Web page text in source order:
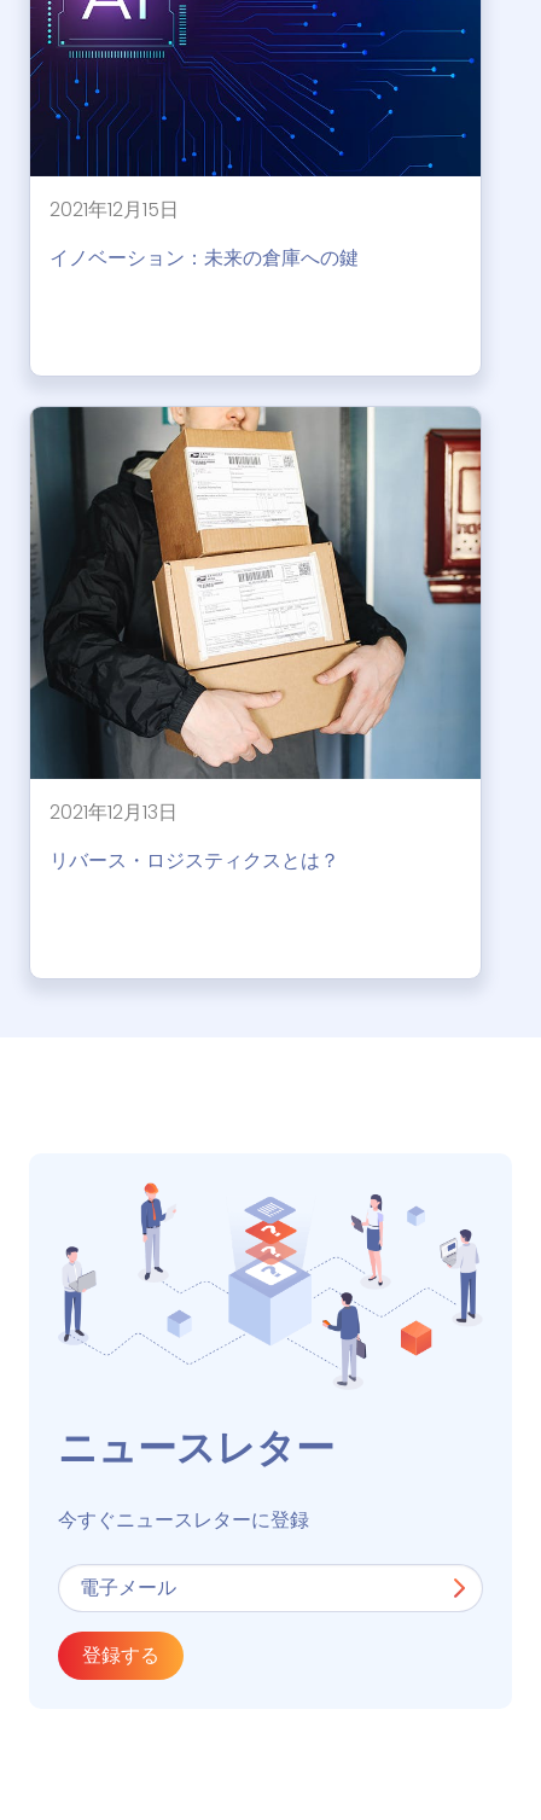
2021年12月15日
イノベーション：未来の倉庫への鍵
2021年12月13日
リバース・ロジスティクスとは？
ニュースレター
今すぐニュースレターに登録
登録する